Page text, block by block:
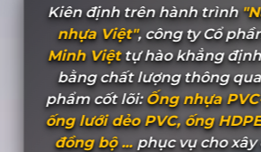
Kiên định trên hành trình
nhựa Việt", công ty Cổ
Minh Việttự hào khẳng
bằng chất lượng thông
phẩm cốt lõi:Ống nhựa
ống lưới dẻo PVC, ống
đồng bộ ... phục vụ cho xây